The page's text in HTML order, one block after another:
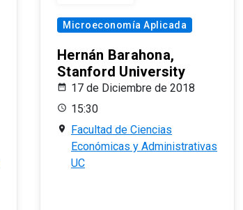
Microeconomía Aplicada
Hernán Barahona,
Stanford University
17 de Diciembre de 2018
15:30
Facultad de Ciencias
Económicas y Administrativas
UC